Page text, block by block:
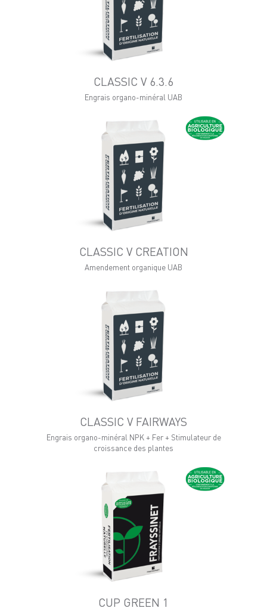
CLASSIC V 6.3.6
Engrais organo-minéral UAB
CLASSIC V CREATION
Amendement organique UAB
CLASSIC V FAIRWAYS
Engrais organo-minéral NPK + Fer + Stimulateur de
croissance des plantes
CUP GREEN 1